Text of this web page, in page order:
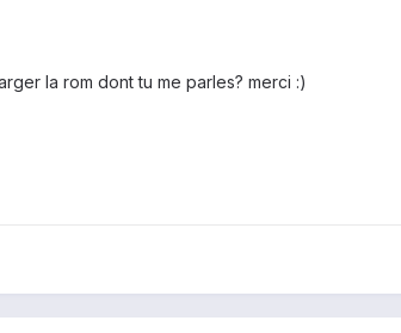
la rom dont tu me parles? merci :)